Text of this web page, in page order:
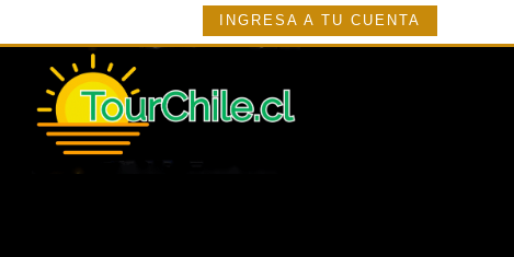
INGRESA A TU CUENTA